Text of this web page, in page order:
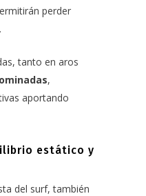
perder
tanto en aros
,
aportando
estático y
del surf, también